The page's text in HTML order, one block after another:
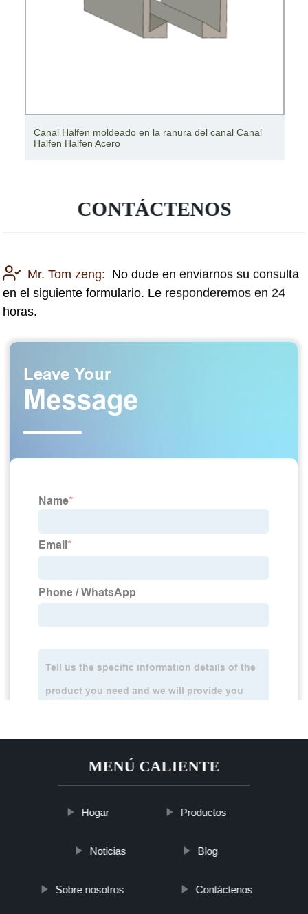
Canal Halfen moldeado en la ranura del canal Canal
Halfen Halfen Acero
CONTÁCTENOS
Mr. Tom zeng: No dude en enviarnos su consulta
en el siguiente formulario. Le responderemos en 24
horas.
MENÚ CALIENTE
Hogar Productos
Noticias Blog
Sobre nosotros Contáctenos